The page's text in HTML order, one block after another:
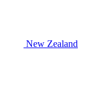
New Zealand